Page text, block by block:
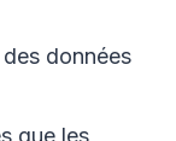
données
que les